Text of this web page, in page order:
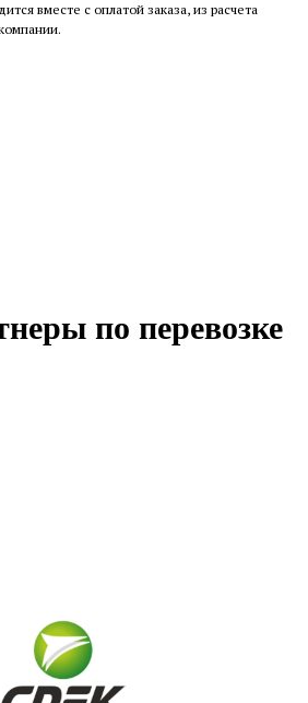
вместе с оплатой заказа, из расчета
по перевозке